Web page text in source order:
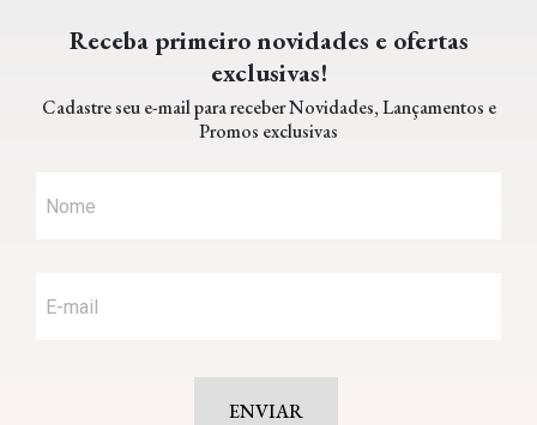
Receba primeiro novidades e ofertas
exclusivas!
Cadastre seu e-mail para receber Novidades, Lançamentos e
Promos exclusivas
ENVIAR